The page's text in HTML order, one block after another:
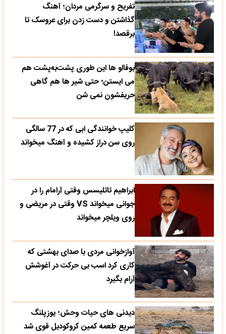
تفریح و سرگرمی مردان؛ آهنگ
گذاشتن و دست زدن برای عروسک تا
برقصد!
بوفالو ها این‌ طوری پشت‌به‌پشت هم
می‌ ایستن؛ حتی شیر ها هم گاهی
حریفشون نمی‌ شن
کلیپ خوانندگی ابی که در 77 سالگی
روی سن دراز کشیده و آهنگ میخواند
ابراهیم تاتلیسس وقتی آرامام را در
جوانی میخواند VS وقتی در مریضی و
روی ویلچر میخواند
آوازخوانی مردی با صدای بهشتی که
کاری کرد اسب بی حرکت در آغوشش
آرام بگیرد
دیدنی های حیات وحش؛ یوزپلنگ
سریع طعمه کمین کروکودیل قوی شد